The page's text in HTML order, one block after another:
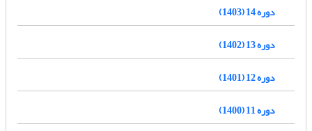
دوره 14 (1403)
دوره 13 (1402)
دوره 12 (1401)
دوره 11 (1400)